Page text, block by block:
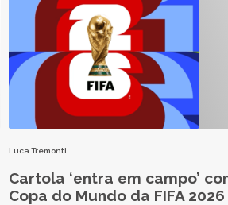
Luca Tremonti
Cartola ‘entra em campo’
Copa do Mundo da FIFA 2026